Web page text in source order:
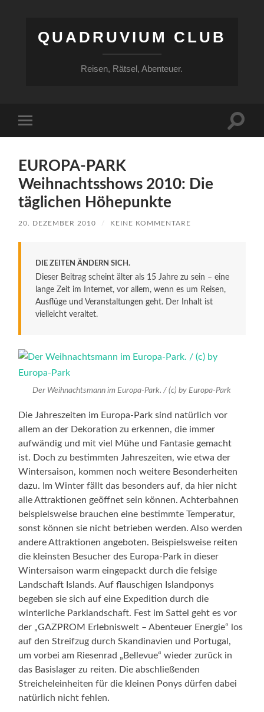
QUADRUVIUM CLUB
Reisen, Rätsel, Abenteuer.
Menü
EUROPA-PARK
Weihnachtsshows 2010: Die
täglichen Höhepunkte
20. DEZEMBER 2010 / KEINE KOMMENTARE
DIE ZEITEN ÄNDERN SICH.
Dieser Beitrag scheint älter als 15 Jahre zu sein – eine
lange Zeit im Internet, vor allem, wenn es um Reisen,
Ausflüge und Veranstaltungen geht. Der Inhalt ist
vielleicht veraltet.
Der Weihnachtsmann im Europa-Park. / (c) by Europa-Park
Die Jahreszeiten im Europa-Park sind natürlich vor
allem an der Dekoration zu erkennen, die immer
aufwändig und mit viel Mühe und Fantasie gemacht
ist. Doch zu bestimmten Jahreszeiten, wie etwa der
Wintersaison, kommen noch weitere Besonderheiten
dazu. Im Winter fällt das besonders auf, da hier nicht
alle Attraktionen geöffnet sein können. Achterbahnen
beispielsweise brauchen eine bestimmte Temperatur,
sonst können sie nicht betrieben werden. Also werden
andere Attraktionen angeboten. Beispielsweise reiten
die kleinsten Besucher des Europa-Park in dieser
Wintersaison warm eingepackt durch die felsige
Landschaft Islands. Auf flauschigen Islandponys
begeben sie sich auf eine Expedition durch die
winterliche Parklandschaft. Fest im Sattel geht es vor
der „GAZPROM Erlebniswelt – Abenteuer Energie“ los
auf den Streifzug durch Skandinavien und Portugal,
um vorbei am Riesenrad „Bellevue“ wieder zurück in
das Basislager zu reiten. Die abschließenden
Streicheleinheiten für die kleinen Ponys dürfen dabei
natürlich nicht fehlen.